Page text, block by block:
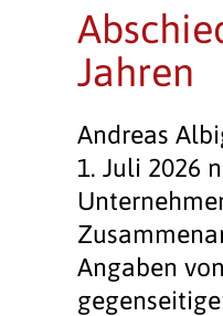
Jahren
Andreas
1. Juli 2026
Angaben